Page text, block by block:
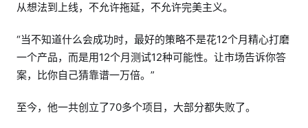
从想法到上线，不允许拖延，不允许完美主义。
“当不知道什么会成功时，最好的策略不是花12个月精心打磨
一个产品，而是用12个月测试12种可能性。让市场告诉你答
案，比你自己猜靠谱一万倍。”
至今，他一共创立了70多个项目，大部分都失败了。